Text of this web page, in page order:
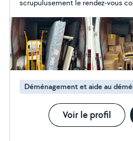
planifiée. Disponible sur Haute-Savoie/ Ain/ Genève
Contactez-moi pour un
scrupulusement le rendez-vous
Déménagement et aide au
Voir le profil